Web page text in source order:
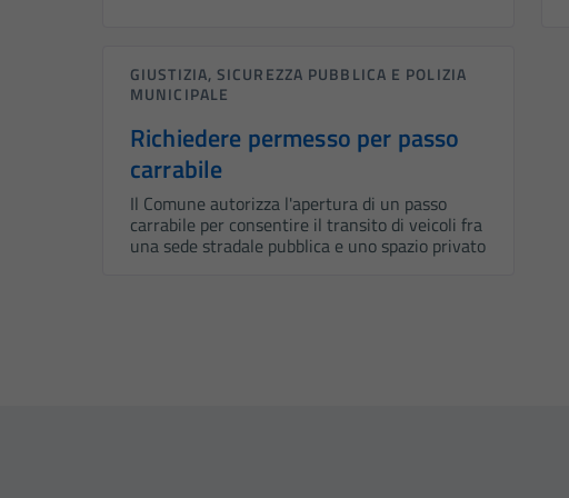
GIUSTIZIA, SICUREZZA PUBBLICA E POLIZIA
MUNICIPALE
Richiedere permesso per passo
carrabile
Il Comune autorizza l'apertura di un passo
carrabile per consentire il transito di veicoli fra
una sede stradale pubblica e uno spazio privato